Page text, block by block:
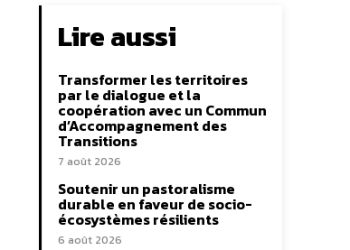
Lire aussi
Transformer les territoires
par le dialogue et la
coopération avec un Commun
d’Accompagnement des
Transitions
7 août 2026
Soutenir un pastoralisme
durable en faveur de socio-
écosystèmes résilients
6 août 2026